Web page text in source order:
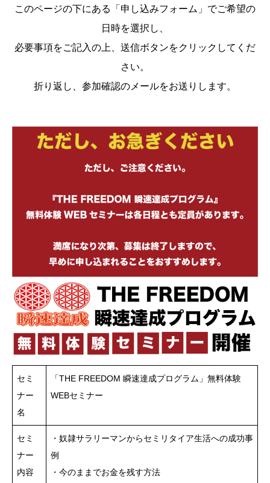
このページの下にある「申し込みフォーム」でご希望の
日時を選択し、
必要事項をご記入の上、送信ボタンをクリックしてくだ
さい。
折り返し、参加確認のメールをお送りします。
セミ
ナー
名
「THE FREEDOM 瞬速達成プログラム」無料体験
WEBセミナー
セミ
ナー
内容
・奴隷サラリーマンからセミリタイア生活への成功事
例
・今のままでお金を残す方法